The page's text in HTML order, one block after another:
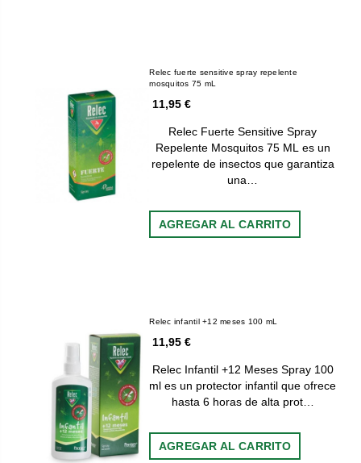
Relec fuerte sensitive spray repelente
mosquitos 75 mL
11,95 €
Relec Fuerte Sensitive Spray
Repelente Mosquitos 75 ML es un
repelente de insectos que garantiza
una…
AGREGAR AL CARRITO
Relec infantil +12 meses 100 mL
11,95 €
Relec Infantil +12 Meses Spray 100
ml es un protector infantil que ofrece
hasta 6 horas de alta prot…
AGREGAR AL CARRITO